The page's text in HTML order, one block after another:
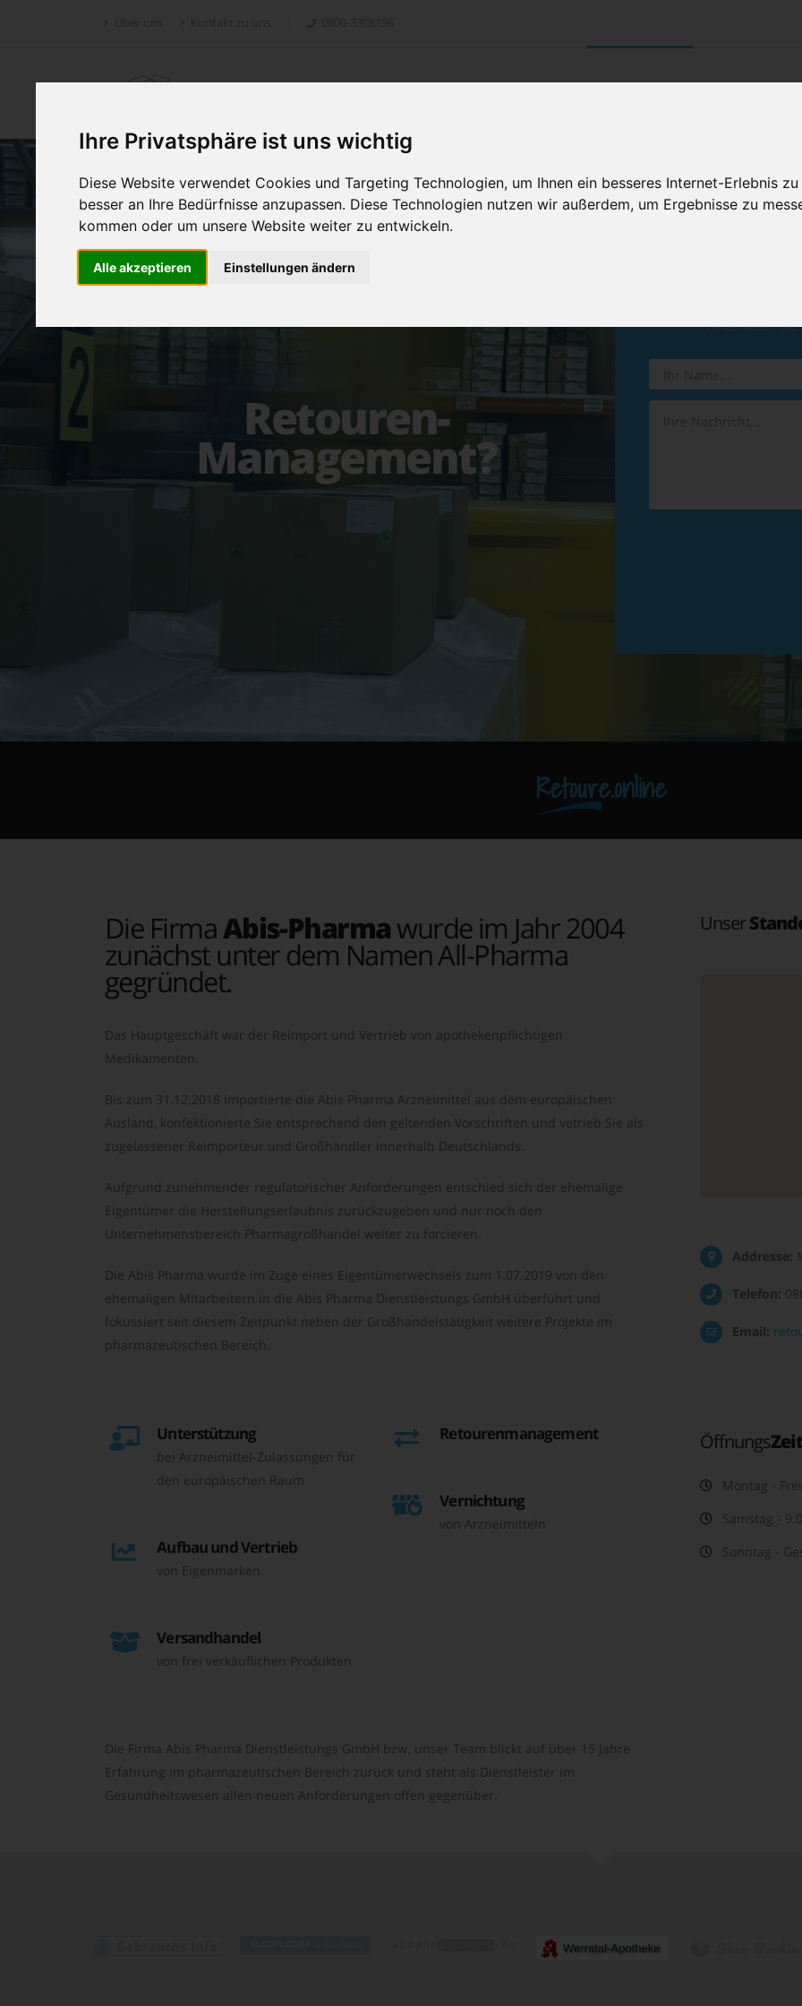
Ihre Privatsphäre ist uns wichtig
Diese Website verwendet Cookies und Targeting Technologien, um Ihnen ein besseres Internet-Erlebnis
besser an Ihre Bedürfnisse anzupassen. Diese Technologien nutzen wir außerdem, um Ergebnisse zu
kommen oder um unsere Website weiter zu entwickeln.
Alle akzeptieren Einstellungen ändern
Retoure.online
Retouren-
Management?
Hinterlassen
Retoure.online
Die FirmaAbis-Pharmawurde im Jahr 2004
zunächst unter dem Namen All-Pharma
gegründet.
Das Hauptgeschäft war der Reimport und Vertrieb von apothekenpflichtigen
Medikamenten.
Bis zum 31.12.2018 importierte die Abis Pharma Arzneimittel aus dem europäischen
Ausland, konfektionierte Sie entsprechend den geltenden Vorschriften und vetrieb Sie als
zugelassener Reimporteur und Großhändler innerhalb Deutschlands.
Aufgrund zunehmender regulatorischer Anforderungen entschied sich der ehemalige
Eigentümer die Herstellungserlaubnis zurückzugeben und nur noch den
Unternehmensbereich Pharmagroßhandel weiter zu forcieren.
Die Abis Pharma wurde im Zuge eines Eigentümerwechsels zum 1.07.2019 von den
ehemaligen Mitarbeitern in die Abis Pharma Dienstleistungs GmbH überführt und
fokussiert seit diesem Zeitpunkt neben der Großhandelstätigkeit weitere Projekte im
pharmazeutischen Bereich.
Unterstützung
bei Arzneimittel-Zulassungen für
den europäischen Raum
Aufbau und Vertrieb
von Eigenmarken
Versandhandel
von frei verkäuflichen Produkten
Retourenmanagement
Vernichtung
von Arzneimitteln
Die Firma Abis Pharma Dienstleistungs GmbH bzw. unser Team blickt auf über 15 Jahre
Erfahrung im pharmazeutischen Bereich zurück und steht als Dienstleister im
Gesundheitswesen allen neuen Anforderungen offen gegenüber.
Unser
Addresse:
Telefon:
Email:
Öffnungs
Montag -
Samstag -
Sonntag -